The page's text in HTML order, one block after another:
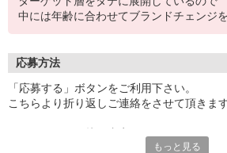
中には年齢に合わせてブランドチェンジ
応募方法
「応募する」ボタンをご利用下さい。
こちらより折り返しご連絡をさせて頂きます
もっと見る